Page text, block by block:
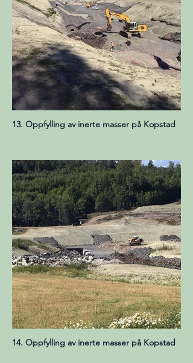
13. Oppfylling av inerte masser på Kopstad
14. Oppfylling av inerte masser på Kopstad